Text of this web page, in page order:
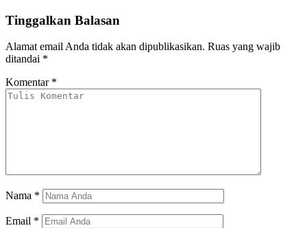
Tinggalkan Balasan
Alamat email Anda tidak akan dipublikasikan. Ruas yang wajib
ditandai *
Komentar *
Nama *
Email *